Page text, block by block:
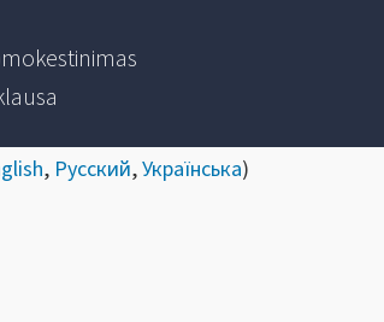
, Русский,Українська)